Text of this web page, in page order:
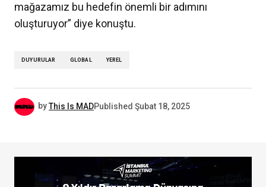
mağazamız bu hedefin önemli bir adımını
oluşturuyor” diye konuştu.
DUYURULAR GLOBAL YEREL
byThis Is MADPublished Şubat 18, 2025